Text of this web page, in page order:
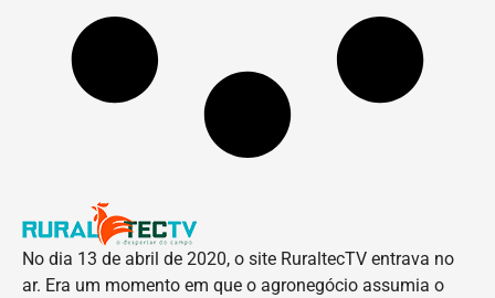
No dia 13 de abril de 2020, o site RuraltecTV entrava no
ar. Era um momento em que o agronegócio assumia o